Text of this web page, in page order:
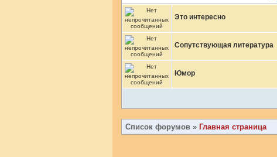
Это интересно
Сопутствующая литература
Юмор
Список форумов » Главная страница